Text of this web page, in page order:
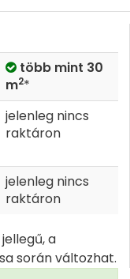
több mint 30
m2*
jelenleg nincs
raktáron
jelenleg nincs
raktáron
a
során változhat.